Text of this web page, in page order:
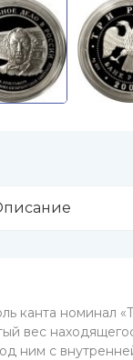
канта номинал
вес
ним с